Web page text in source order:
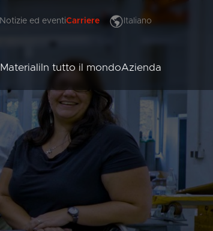
Carriere
Notizie ed eventi Italiano
Français
Polski
Hrvatski
العربية
Čeština
Malaysia
Materiali In tutto il mondoAzienda